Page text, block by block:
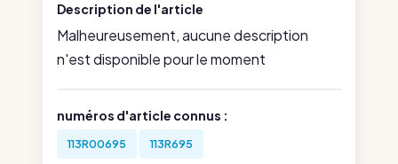
Description de l'article
Malheureusement, aucune description
n'est disponible pour le moment
numéros d'article connus :
113R00695 113R695